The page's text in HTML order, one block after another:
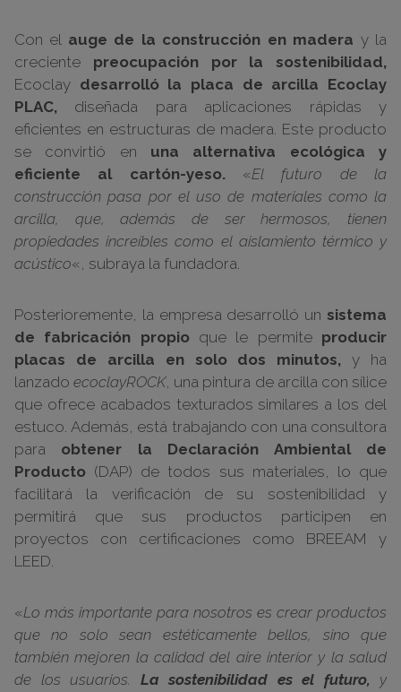
Con el auge de la construcción en madera y la
creciente preocupación por la sostenibilidad,
Ecoclay desarrolló la placa de arcilla Ecoclay
PLAC, diseñada para aplicaciones rápidas y
eficientes en estructuras de madera. Este producto
se convirtió en una alternativa ecológica y
eficiente al cartón-yeso.«El futuro de la
construcción pasa por el uso de materiales como la
arcilla, que, además de ser hermosos, tienen
propiedades increíbles como el aislamiento térmico y
acústico«, subraya la fundadora.
Posterioremente, la empresa desarrolló un sistema
de fabricación propioque le permite producir
placas de arcilla en solo dos minutos, y ha
lanzadoecoclayROCK, una pintura de arcilla con sílice
que ofrece acabados texturados similares a los del
estuco. Además, está trabajando con una consultora
para obtener la Declaración Ambiental de
Producto (DAP) de todos sus materiales, lo que
facilitará la verificación de su sostenibilidad y
permitirá que sus productos participen en
proyectos con certificaciones como BREEAM y
LEED.
«Lo más importante para nosotros es crear productos
que no solo sean estéticamente bellos, sino que
también mejoren la calidad del aire interior y la salud
de los usuarios. La sostenibilidad es el futuro, y